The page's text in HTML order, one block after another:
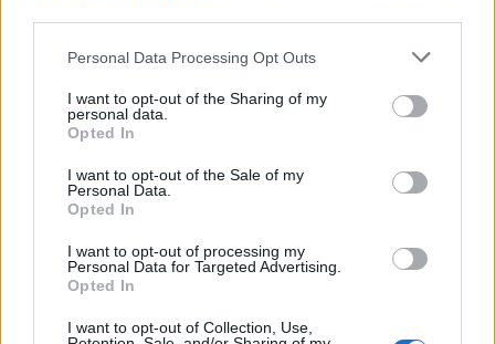
Personal Data Processing Opt Outs
I want to opt-out of the Sharing of my
personal data.
Opted In
I want to opt-out of the Sale of my
Personal Data.
Opted In
I want to opt-out of processing my
Personal Data for Targeted Advertising.
Opted In
I want to opt-out of Collection, Use,
Μίσσιου: «Δεν άλλαξα το σύστημα, αλλά
ούτε θα με αλλάξει αυτό» τόνισε.
«Έγραψα τις δικές μου πανελλήνιες: έθεσα τα
δικά μου ερωτήματα και τα απάντησα, με
σωστό-λάθος, αντιστοιχίσεις, τα πάντα»,
ανέφερε μιλώντας στο Orange Press Agency.
Φανερά επηρεασμένος από το τραγικό γεγονός
στην Ηλιούπολη, εξήγησε πωςδεν μπορούσε